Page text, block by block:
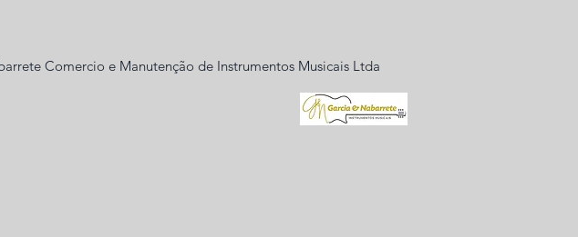
Comercio e Manutenção de Instrumentos Musicais Ltda